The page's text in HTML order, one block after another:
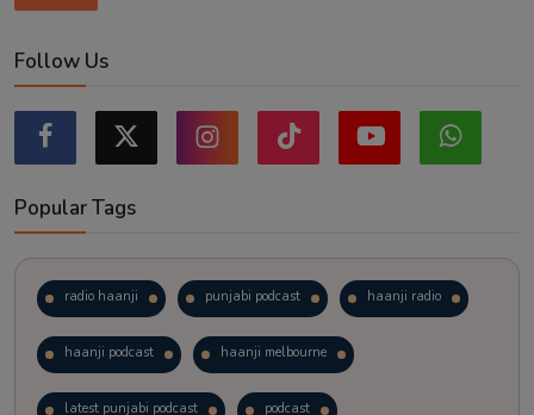
Follow Us
Popular Tags
radio haanji punjabi podcast haanji radio
haanji podcast haanji melbourne
latest punjabi podcast podcast